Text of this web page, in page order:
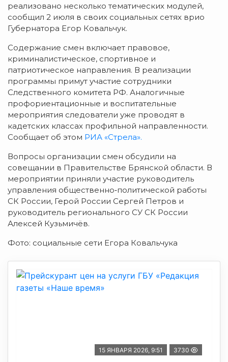
реализовано несколько тематических модулей,
сообщил 2 июля в своих социальных сетях врио
Губернатора Егор Ковальчук.
Содержание смен включает правовое,
криминалистическое, спортивное и
патриотическое направления. В реализации
программы примут участие сотрудники
Следственного комитета РФ. Аналогичные
профориентационные и воспитательные
мероприятия следователи уже проводят в
кадетских классах профильной направленности.
Сообщает об этом РИА «Стрела».
Вопросы организации смен обсудили на
совещании в Правительстве Брянской области. В
мероприятии приняли участие руководитель
управления общественно‑политической работы
СК России, Герой России Сергей Петров и
руководитель регионального СУ СК России
Алексей Кузьмичёв.
Фото: социальные сети Егора Ковальчука
15 ЯНВАРЯ 2026, 9:51 3730